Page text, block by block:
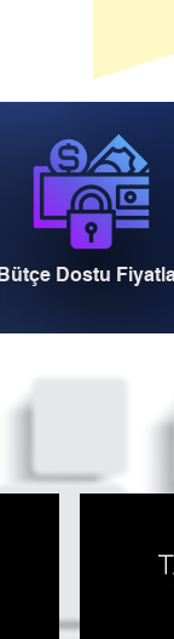
Dostu